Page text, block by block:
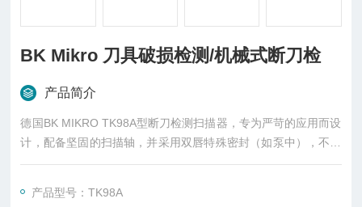
BK Mikro 刀具破损检测/机械式断刀检
产品简介
德国BK MIKRO TK98A型断刀检测扫描器，专为严苛的应用而设
计，配备坚固的扫描轴，并采用双唇特殊密封（如泵中），不受
侵蚀性冷却剂、灰尘和碎屑的影响。
额外的调整辅助即可轻松组装。
产品型号：TK98A